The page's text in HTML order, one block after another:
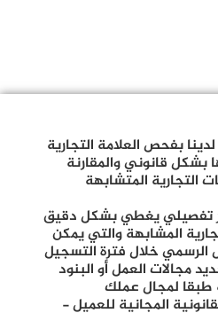
بفحص العلامة التجارية
بشكل قانوني والمقارنة
التجارية المتشابهة
تفصيلي يغطي بشكل دقيق
المشابهة والتي يمكن
الرسمي خلال فترة التسجيل
مجالات العمل أو البنود
طبقا لمجال عملك
المجانية للعميل -